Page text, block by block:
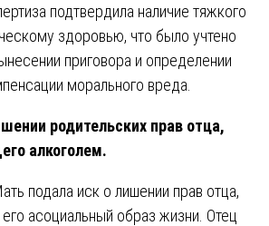
подтвердила наличие тяжкого
здоровью, что было учтено
приговора и определении
морального вреда.
родительских прав отца,
алкоголем.
подала иск о лишении прав отца,
асоциальный образ жизни. Отец